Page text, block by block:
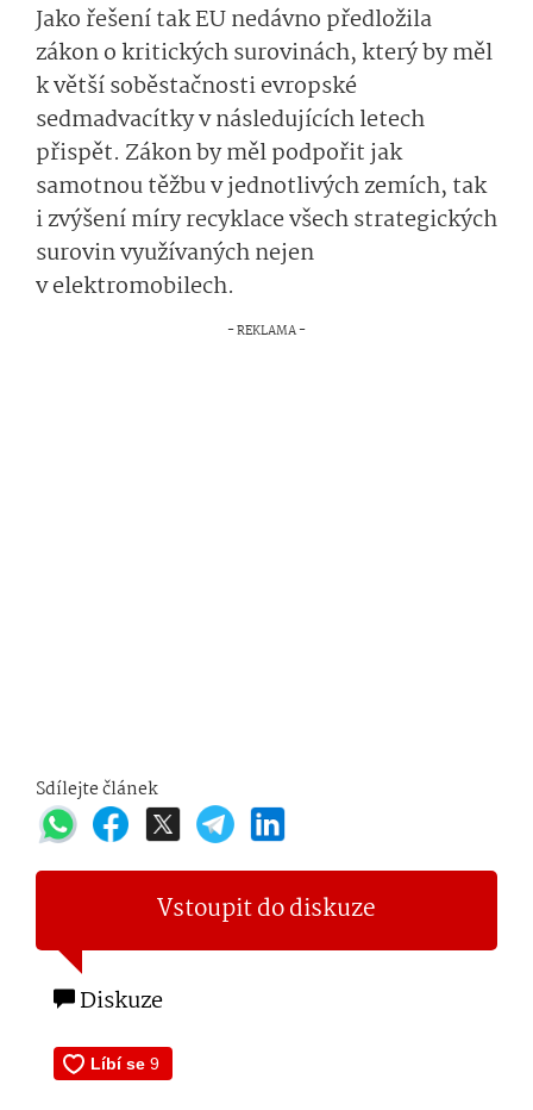
Jako řešení tak EU nedávno předložila
zákon o kritických surovinách, který by měl
k větší soběstačnosti evropské
sedmadvacítky v následujících letech
přispět. Zákon by měl podpořit jak
samotnou těžbu v jednotlivých zemích, tak
i zvýšení míry recyklace všech strategických
surovin využívaných nejen
v elektromobilech.
Sdílejte článek
Vstoupit do diskuze
Diskuze